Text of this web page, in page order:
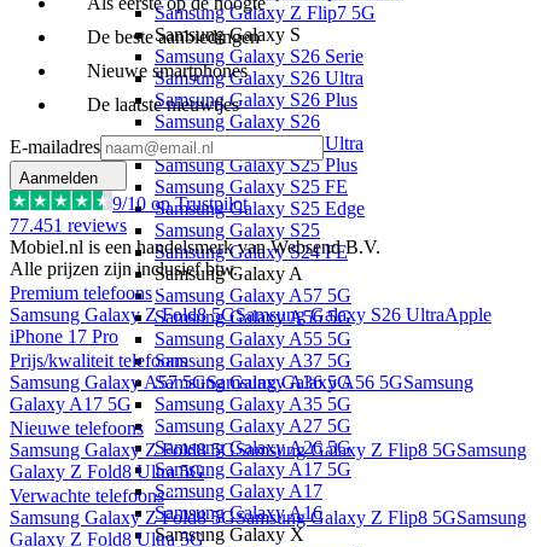
Samsung Galaxy Z Flip7 5G
Samsung Galaxy S
Samsung Galaxy S26 Serie
Samsung Galaxy S26 Ultra
Samsung Galaxy S26 Plus
Samsung Galaxy S26
Samsung Galaxy S25 Ultra
Samsung Galaxy S25 Plus
Samsung Galaxy S25 FE
Samsung Galaxy S25 Edge
Samsung Galaxy S25
Samsung Galaxy S24 FE
Samsung Galaxy A
Samsung Galaxy A57 5G
Samsung Galaxy A56 5G
Samsung Galaxy A55 5G
Samsung Galaxy A37 5G
Samsung Galaxy A36 5G
Samsung Galaxy A35 5G
Samsung Galaxy A27 5G
Samsung Galaxy A26 5G
Samsung Galaxy A17 5G
Samsung Galaxy A17
Samsung Galaxy A16
Samsung Galaxy X
De beste aanbiedingen
Nieuwe smartphones
De laatste nieuwtjes
E-mailadres
Aanmelden
9/10 op Trustpilot
77.451 reviews
Mobiel.nl is een handelsmerk van Websend B.V.
Alle prijzen zijn inclusief btw.
Premium telefoons
Samsung Galaxy Z Fold8 5GSamsung Galaxy S26 UltraApple
iPhone 17 Pro
Prijs/kwaliteit telefoons
Samsung Galaxy A57 5GSamsung Galaxy A56 5GSamsung
Galaxy A17 5G
Nieuwe telefoons
Samsung Galaxy Z Fold8 5GSamsung Galaxy Z Flip8 5GSamsung
Galaxy Z Fold8 Ultra 5G
Verwachte telefoons
Samsung Galaxy Z Fold8 5GSamsung Galaxy Z Flip8 5GSamsung
Galaxy Z Fold8 Ultra 5G